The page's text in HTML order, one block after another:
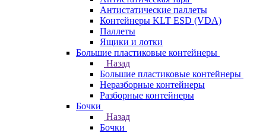
Антистатические паллеты
Контейнеры KLT ESD (VDA)
Паллеты
Ящики и лотки
Большие пластиковые контейнеры
Назад
Большие пластиковые контейнеры
Неразборные контейнеры
Разборные контейнеры
Бочки
Назад
Бочки